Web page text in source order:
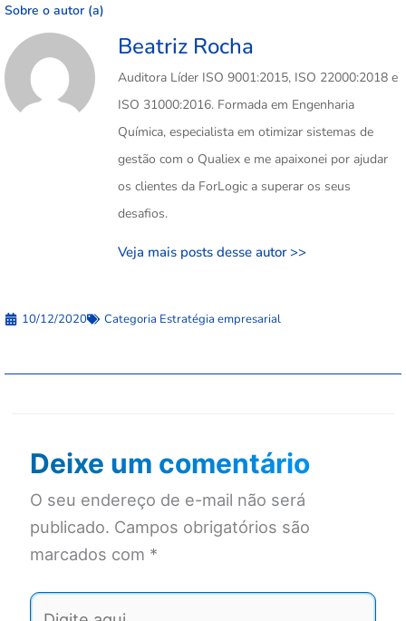
Sobre o autor (a)
Beatriz Rocha
Auditora Líder ISO 9001:2015, ISO 22000:2018 e
ISO 31000:2016. Formada em Engenharia
Química, especialista em otimizar sistemas de
gestão com o Qualiex e me apaixonei por ajudar
os clientes da ForLogic a superar os seus
desafios.
Veja mais posts desse autor >>
10/12/2020 Categoria Estratégia empresarial
Deixe um comentário
O seu endereço de e-mail não será
publicado. Campos obrigatórios são
marcados com *
Digite